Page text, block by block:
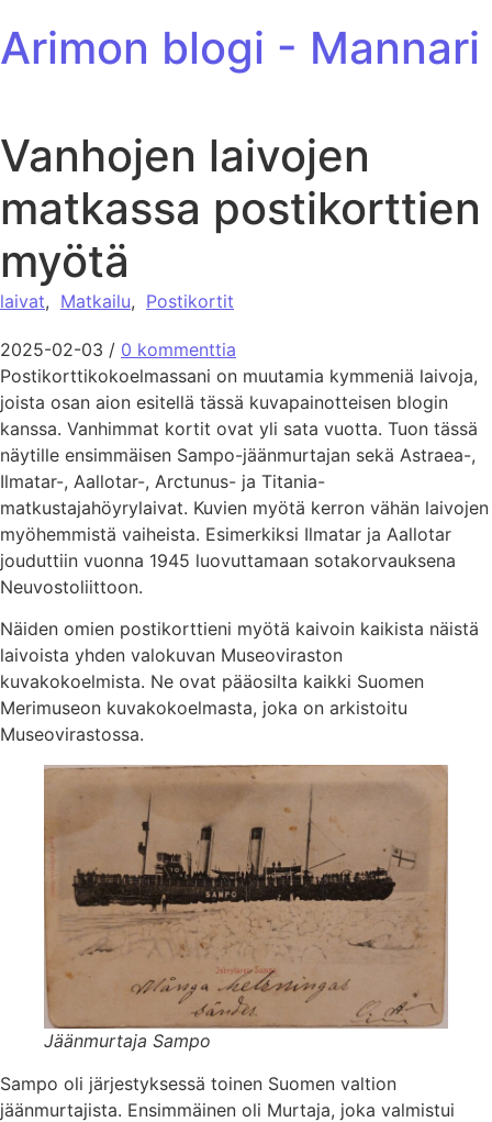
Arimon blogi - Mannari
Vanhojen laivojen
matkassa postikorttien
myötä
laivat, Matkailu, Postikortit
2025-02-03 / 0 kommenttia
Postikorttikokoelmassani on muutamia kymmeniä laivoja,
joista osan aion esitellä tässä kuvapainotteisen blogin
kanssa. Vanhimmat kortit ovat yli sata vuotta. Tuon tässä
näytille ensimmäisen Sampo-jäänmurtajan sekä Astraea-,
Ilmatar-, Aallotar-, Arctunus- ja Titania-
matkustajahöyrylaivat. Kuvien myötä kerron vähän laivojen
myöhemmistä vaiheista. Esimerkiksi Ilmatar ja Aallotar
jouduttiin vuonna 1945 luovuttamaan sotakorvauksena
Neuvostoliittoon.
Näiden omien postikorttieni myötä kaivoin kaikista näistä
laivoista yhden valokuvan Museoviraston
kuvakokoelmista. Ne ovat pääosilta kaikki Suomen
Merimuseon kuvakokoelmasta, joka on arkistoitu
Museovirastossa.
Jäänmurtaja Sampo
Sampo oli järjestyksessä toinen Suomen valtion
jäänmurtajista. Ensimmäinen oli Murtaja, joka valmistui